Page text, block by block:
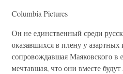
Columbia Pictures
Он не единственный среди
оказавшихся в плену у
сопровождавшая Маяковского в
мечтавшая, что они вместе